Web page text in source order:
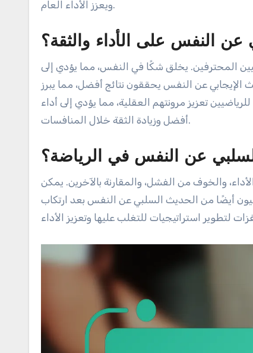
ويعزز الأداء العام.
النفس على الأداء والثقة؟
المحترفين. يخلق شكًا في النفس، مما يؤدي إلى
الإيجابي عن النفس يحققون نتائج أفضل، مما يبرز
تعزيز مرونتهم العقلية، مما يؤدي إلى أداء
أفضل وزيادة الثقة خلال المنافسات.
عن النفس في الرياضة؟
والخوف من الفشل، والمقارنة بالآخرين. يمكن
أيضًا من الحديث السلبي عن النفس بعد ارتكاب